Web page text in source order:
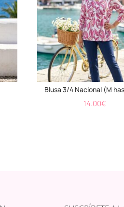
Blusa 3/4 Nacional (M
14.00€